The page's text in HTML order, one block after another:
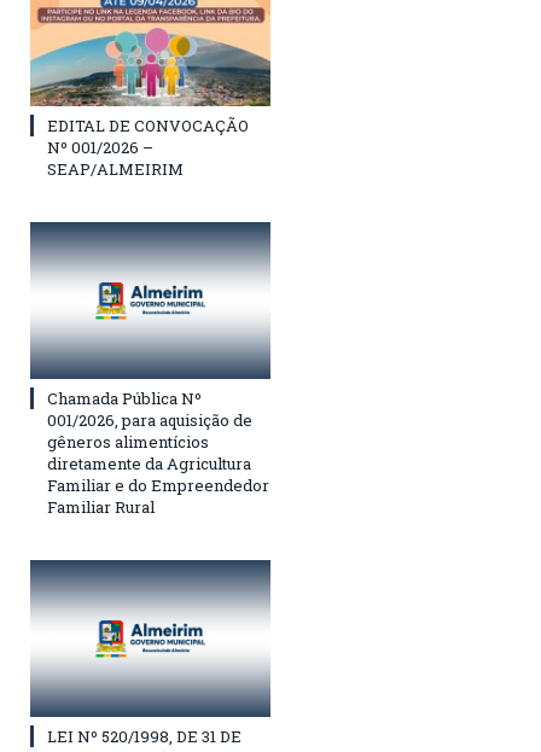
EDITAL DE CONVOCAÇÃO
Nº 001/2026 –
SEAP/ALMEIRIM
Chamada Pública Nº
001/2026, para aquisição de
gêneros alimentícios
diretamente da Agricultura
Familiar e do Empreendedor
Familiar Rural
LEI Nº 520/1998, DE 31 DE